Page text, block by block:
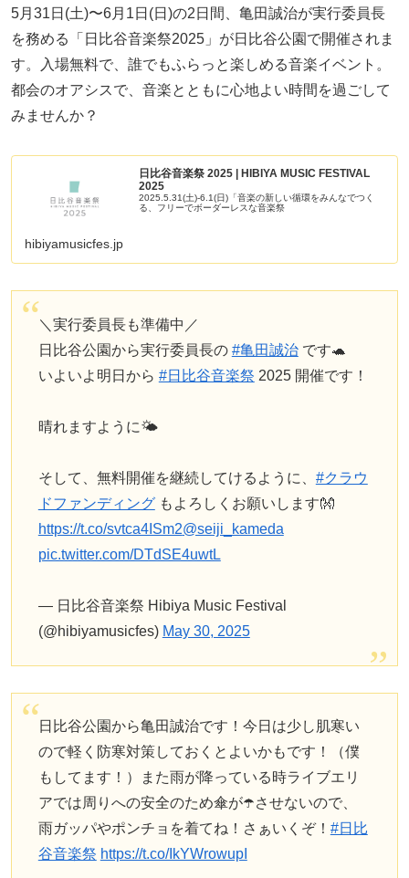
5月31日(土)〜6月1日(日)の2日間、亀田誠治が実行委員長
を務める「日比谷音楽祭2025」が日比谷公園で開催されま
す。入場無料で、誰でもふらっと楽しめる音楽イベント。
都会のオアシスで、音楽とともに心地よい時間を過ごして
みませんか？
日比谷音楽祭 2025 | HIBIYA MUSIC FESTIVAL
2025
2025.5.31(土)-6.1(日)「音楽の新しい循環をみんなでつく
る、フリーでボーダーレスな音楽祭
hibiyamusicfes.jp
＼実行委員長も準備中／
日比谷公園から実行委員長の #亀田誠治です🐢
いよいよ明日から #日比谷音楽祭 2025 開催です！
晴れますように🌤
そして、無料開催を継続してけるように、 #クラウ
ドファンディングもよろしくお願いします👐
https://t.co/svtca4ISm2@seiji_kameda
pic.twitter.com/DTdSE4uwtL
— 日比谷音楽祭 Hibiya Music Festival
(@hibiyamusicfes) May 30, 2025
日比谷公園から亀田誠治です！今日は少し肌寒い
ので軽く防寒対策しておくとよいかもです！（僕
もしてます！）また雨が降っている時ライブエリ
アでは周りへの安全のため傘が☂️させないので、
雨ガッパやポンチョを着てね！さぁいくぞ！ #日比
谷音楽祭 https://t.co/IkYWrowupI